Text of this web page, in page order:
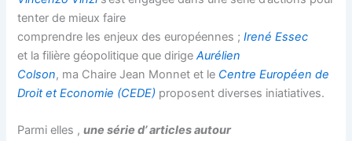
tenter de mieux faire
comprendre les enjeux des européennes ;Irené Essec
et la filière géopolitique que dirigeAurélien
Colson, ma Chaire Jean Monnet et le Centre Européen de
Droit et Economie (CEDE) proposent diverses iniatiatives.
Parmi elles ,une série d’ articles autour